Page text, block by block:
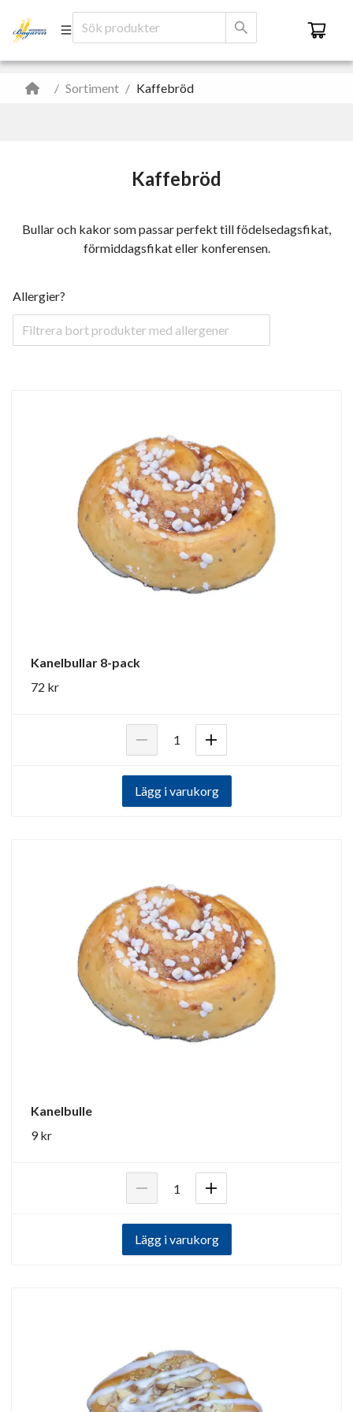
/ Sortiment / Kaffebröd
Kaffebröd
Bullar och kakor som passar perfekt till födelsedagsfikat,
förmiddagsfikat eller konferensen.
Allergier?
Filtrera bort produkter med allergener
Kanelbullar 8-pack
72 kr
Lägg i varukorg
Kanelbulle
9 kr
Lägg i varukorg